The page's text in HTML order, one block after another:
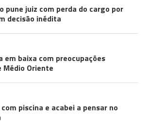
pune juiz com perda do cargo por
decisão inédita
baixa com preocupações
Médio Oriente
piscina e acabei a pensar no